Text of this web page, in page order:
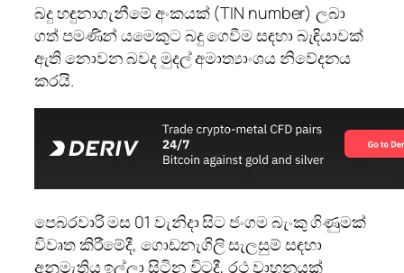
බදු හඳුනාගැනීමේ අංකයක් (TIN number) ලබා
ගත් පමණින් යමෙකුට බදු ගෙවීම සඳහා බැඳියාවක්
ඇති නොවන බවද මුදල් අමාත්‍යාංශය නිවේදනය
කරයි.
පෙබරවාරි මස 01 වැනිදා සිට ජංගම බැංකු ගිණුමක්
විවෘත කිරීමේදී, ගොඩනැගිලි සැලසුම් සඳහා
අනුමැතිය ඉල්ලා සිටින විටදී, රථ වාහනයක්